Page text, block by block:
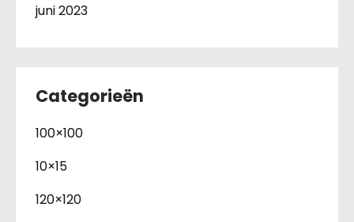
juni 2023
Categorieën
100×100
10×15
120×120